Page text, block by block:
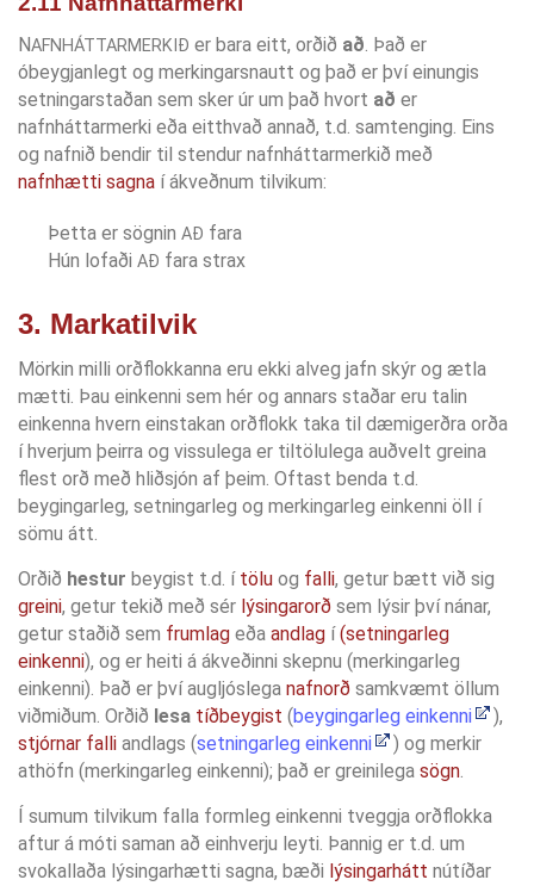
NAFNHÁTTARMERKIÐ er bara eitt, orðið að. Það er
óbeygjanlegt og merkingarsnautt og það er því einungis
setningarstaðan sem sker úr um það hvort að er
nafnháttarmerki eða eitthvað annað, t.d. samtenging. Eins
og nafnið bendir til stendur nafnháttarmerkið með
nafnhætti sagna í ákveðnum tilvikum:
Þetta er sögnin AÐ fara
Hún lofaði AÐ fara strax
3. Markatilvik
Mörkin milli orðflokkanna eru ekki alveg jafn skýr og ætla
mætti. Þau einkenni sem hér og annars staðar eru talin
einkenna hvern einstakan orðflokk taka til dæmigerðra orða
í hverjum þeirra og vissulega er tiltölulega auðvelt greina
flest orð með hliðsjón af þeim. Oftast benda t.d.
beygingarleg, setningarleg og merkingarleg einkenni öll í
sömu átt.
Orðið hestur beygist t.d. í tölu og falli, getur bætt við sig
greini, getur tekið með sér lýsingarorð sem lýsir því nánar,
getur staðið sem frumlag eða andlag í(setningarleg
einkenni), og er heiti á ákveðinni skepnu (merkingarleg
einkenni). Það er því augljóslega nafnorð samkvæmt öllum
viðmiðum. Orðið lesa tíðbeygist (beygingarleg einkenni
),
stjórnar falli andlags (setningarleg einkenni
) og merkir
athöfn (merkingarleg einkenni); það er greinilega sögn.
Í sumum tilvikum falla formleg einkenni tveggja orðflokka
aftur á móti saman að einhverju leyti. Þannig er t.d. um
svokallaða lýsingarhætti sagna, bæði lýsingarhátt nútíðar